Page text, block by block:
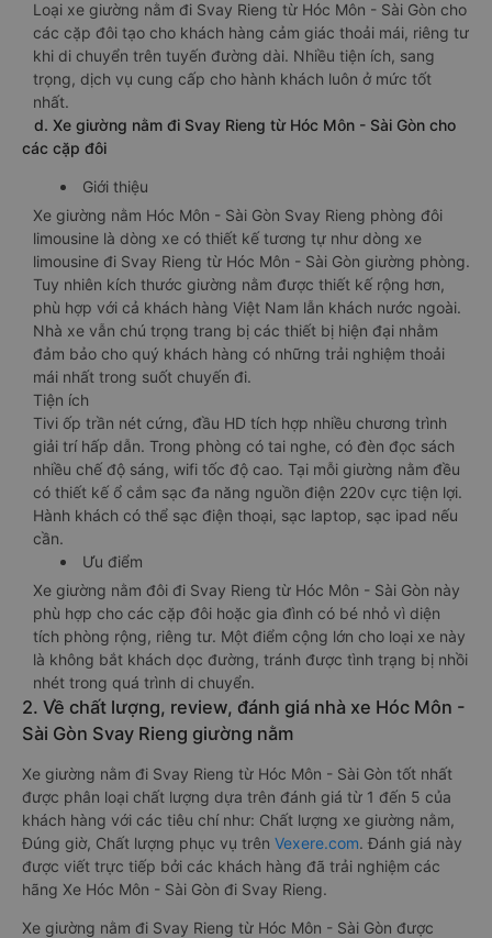
Loại xe giường nằm đi Svay Rieng từ Hóc Môn - Sài Gòn cho
các cặp đôi tạo cho khách hàng cảm giác thoải mái, riêng tư
khi di chuyển trên tuyến đường dài. Nhiều tiện ích, sang
trọng, dịch vụ cung cấp cho hành khách luôn ở mức tốt
nhất.
d. Xe giường nằm đi Svay Rieng từ Hóc Môn - Sài Gòn cho
các cặp đôi
Giới thiệu
Xe giường nằm Hóc Môn - Sài Gòn Svay Rieng phòng đôi
limousine là dòng xe có thiết kế tương tự như dòng xe
limousine đi Svay Rieng từ Hóc Môn - Sài Gòn giường phòng.
Tuy nhiên kích thước giường nằm được thiết kế rộng hơn,
phù hợp với cả khách hàng Việt Nam lẫn khách nước ngoài.
Nhà xe vẫn chú trọng trang bị các thiết bị hiện đại nhằm
đảm bảo cho quý khách hàng có những trải nghiệm thoải
mái nhất trong suốt chuyến đi.
Tiện ích
Tivi ốp trần nét cứng, đầu HD tích hợp nhiều chương trình
giải trí hấp dẫn. Trong phòng có tai nghe, có đèn đọc sách
nhiều chế độ sáng, wifi tốc độ cao. Tại mỗi giường nằm đều
có thiết kế ổ cắm sạc đa năng nguồn điện 220v cực tiện lợi.
Hành khách có thể sạc điện thoại, sạc laptop, sạc ipad nếu
cần.
Ưu điểm
Xe giường nằm đôi đi Svay Rieng từ Hóc Môn - Sài Gòn này
phù hợp cho các cặp đôi hoặc gia đình có bé nhỏ vì diện
tích phòng rộng, riêng tư. Một điểm cộng lớn cho loại xe này
là không bắt khách dọc đường, tránh được tình trạng bị nhồi
nhét trong quá trình di chuyển.
2. Về chất lượng, review, đánh giá nhà xe Hóc Môn -
Sài Gòn Svay Rieng giường nằm
Xe giường nằm đi Svay Rieng từ Hóc Môn - Sài Gòn tốt nhất
được phân loại chất lượng dựa trên đánh giá từ 1 đến 5 của
khách hàng với các tiêu chí như: Chất lượng xe giường nằm,
Đúng giờ, Chất lượng phục vụ trên Vexere.com. Đánh giá này
được viết trực tiếp bởi các khách hàng đã trải nghiệm các
hãng Xe Hóc Môn - Sài Gòn đi Svay Rieng.
Xe giường nằm đi Svay Rieng từ Hóc Môn - Sài Gòn được